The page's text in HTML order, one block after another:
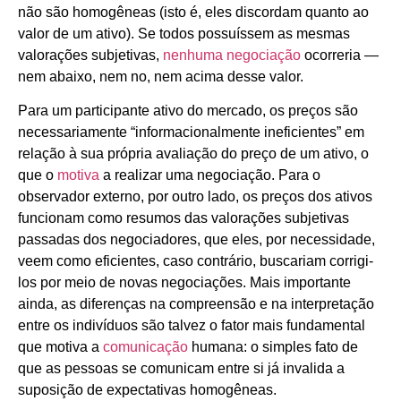
não são homogêneas (isto é, eles discordam quanto ao
valor de um ativo). Se todos possuíssem as mesmas
valorações subjetivas, nenhuma negociação ocorreria —
nem abaixo, nem no, nem acima desse valor.
Para um participante ativo do mercado, os preços são
necessariamente “informacionalmente ineficientes” em
relação à sua própria avaliação do preço de um ativo, o
que o motiva a realizar uma negociação. Para o
observador externo, por outro lado, os preços dos ativos
funcionam como resumos das valorações subjetivas
passadas dos negociadores, que eles, por necessidade,
veem como eficientes, caso contrário, buscariam corrigi-
los por meio de novas negociações. Mais importante
ainda, as diferenças na compreensão e na interpretação
entre os indivíduos são talvez o fator mais fundamental
que motiva a comunicação humana: o simples fato de
que as pessoas se comunicam entre si já invalida a
suposição de expectativas homogêneas.